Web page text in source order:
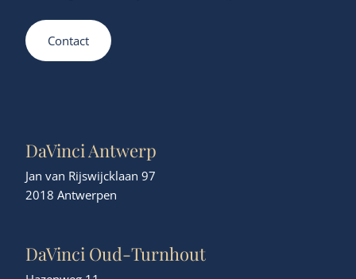
Corporate finance consultancy
Credentials
Portfolio
EN Let's talk
Contact
DaVinci Antwerp
Jan van Rijswijcklaan 97
2018 Antwerpen
DaVinci Oud-Turnhout